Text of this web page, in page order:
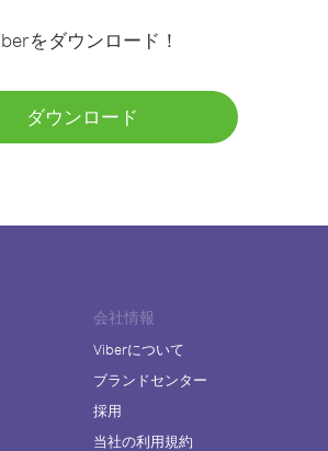
をダウンロード！
ダウンロード
会社情報
Viberについて
ブランドセンター
採用
当社の利用規約